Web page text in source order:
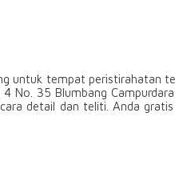
untuk tempat peristirahatan
No. 35 Blumbang
detail dan teliti. Anda